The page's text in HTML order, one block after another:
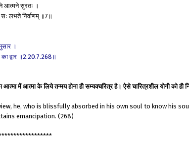
आत्मनेसुरतः ।
सः लभतेनिर्वाणम् ॥7 ॥
।
काद्वार ॥2.20.7.268 ॥
में आत्मा के लिये तन्मय होना ही सम्यक्चरित्र है। ऐसे चारित्रशील योगी को ही
he, who is blissfully absorbed in his own soul to know his
emancipation. (268)